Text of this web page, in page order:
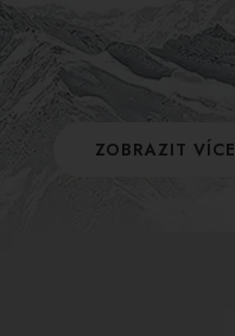
ZOBRAZIT VÍCE